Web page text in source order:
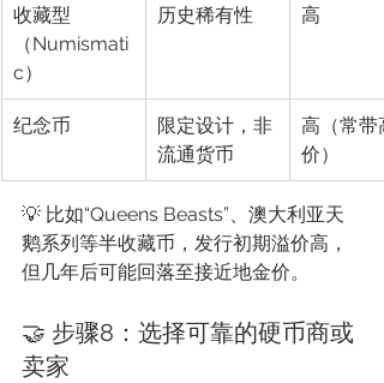
收藏型
（Numismati
c）
历史稀有性 高
纪念币
限定设计，非
流通货币
高（常带
价）
💡 比如“Queens Beasts”、澳大利亚天
鹅系列等半收藏币，发行初期溢价高，
但几年后可能回落至接近地金价。
🤝 步骤8：选择可靠的硬币商或
卖家